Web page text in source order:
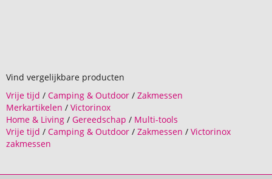
Vind vergelijkbare producten
Vrije tijd / Camping & Outdoor / Zakmessen
Merkartikelen / Victorinox
Home & Living / Gereedschap / Multi-tools
Vrije tijd / Camping & Outdoor / Zakmessen / Victorinox
zakmessen